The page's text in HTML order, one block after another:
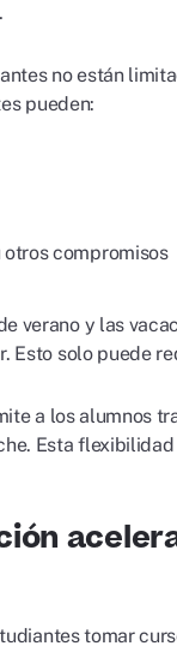
no están
pueden:
compromisos
verano y las
solo puede
a los alumnos
Esta
tomar